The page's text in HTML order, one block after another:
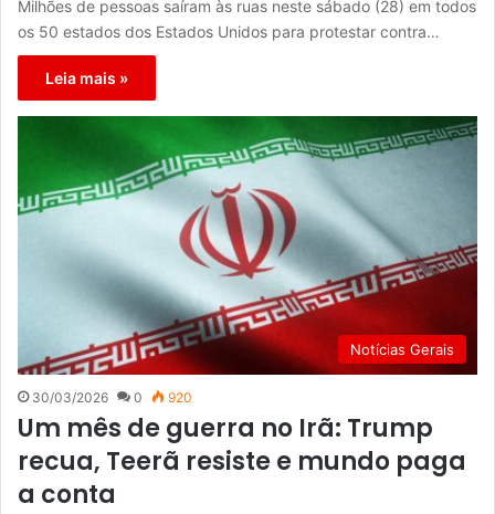
Milhões de pessoas saíram às ruas neste sábado (28) em todos
os 50 estados dos Estados Unidos para protestar contra…
Leia mais »
Notícias Gerais
30/03/2026 0 920
Um mês de guerra no Irã: Trump
recua, Teerã resiste e mundo paga
a conta